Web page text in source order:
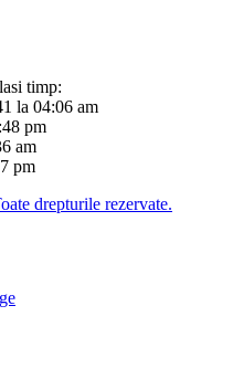
timp:
la 04:06 am
pm
am
pm
drepturile rezervate.